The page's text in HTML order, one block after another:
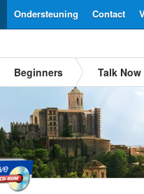
Contact
Ondersteuning
Beginners Talk